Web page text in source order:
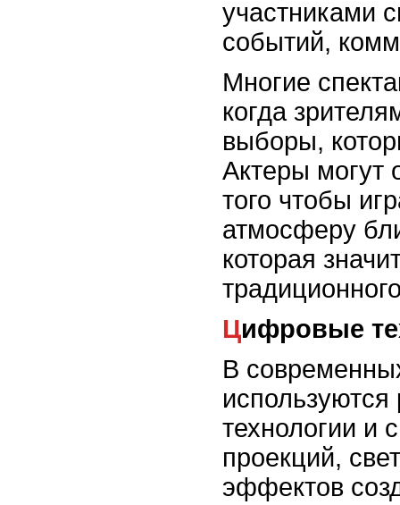
участниками
событий,
Многие
когда
выборы,
Актеры могут
того чтобы
атмосферу
которая
Цифровые
В
технологии
проекций,
эффектов